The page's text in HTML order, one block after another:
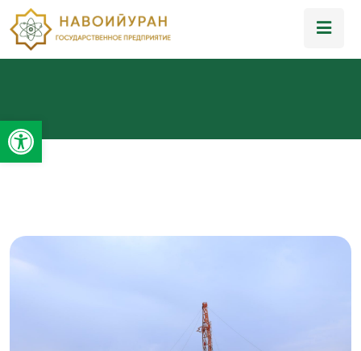
Открыть панель инструментов